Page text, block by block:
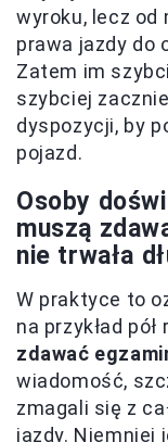
wyroku, lecz
prawa jazdy do
Zatem im
szybciej
dyspozycji, by
pojazd.
Osoby
muszą
nie trwała
W praktyce to
na przykład pół
zdawać
wiadomość,
zmagali się z
jazdy. Niemniej